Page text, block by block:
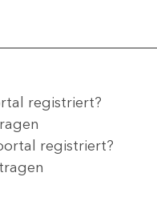
registriert?
registriert?